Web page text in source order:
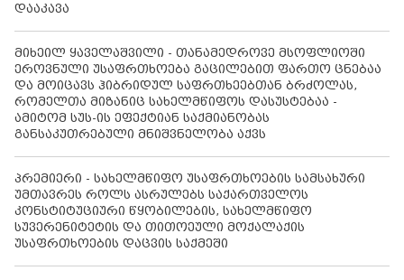
დააკავა
მიხეილ ყაველაშვილი - თანამედროვე მსოფლიოში
ეროვნული უსაფრთხოება გაცილებით ფართო ცნებაა
და მოიცავს ჰიბრიდულ საფრთხეებთან ბრძოლას,
რომელთა მიზანიც სახელმწიფოს დასუსტებაა -
ამიტომ სუს-ის ეფექტიან საქმიანობას
განსაკუთრებული მნიშვნელობა აქვს
პრემიერი - სახელმწიფო უსაფრთხოების სამსახური
უმთავრეს როლს ასრულებს საქართველოს
კონსტიტუციური წყობილების, სახელმწიფო
სუვერენიტეტის და თითოეული მოქალაქის
უსაფრთხოების დაცვის საქმეში